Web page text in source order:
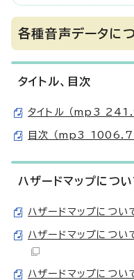
各種音声データに
タイトル、目次
タイトル （mp3
目次 （mp3 1006.7
ハザードマップについ
ハザードマップにつ
ハザードマップにつ
ハザードマップにつ